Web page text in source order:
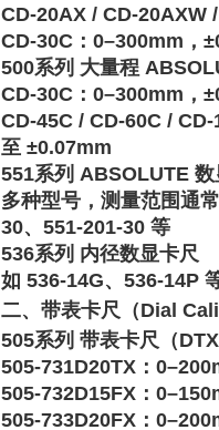
CD-20AX / CD-20AXW
CD-30C ：0–300mm，
500系列 大量程
CD-30C ：0–300mm，
CD-45C / CD-60C / CD-
至 ±0.07mm ‌‌
551系列 ABSOLUTE 数
多种型号，测量范围通
30‌、‌ 551-201-30 ‌ 等 ‌‌
536系列 内径数显卡尺
如 ‌ 536-14G‌、‌ 536-14P
二、带表卡尺（Dial
505系列 带表卡尺（
505-731D20TX ：
505-732D15FX ：
505-733D20FX ：